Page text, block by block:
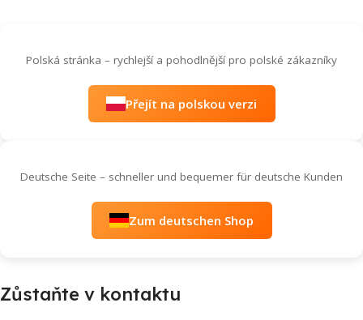
Polská stránka – rychlejší a pohodlnější pro polské zákazníky
Přejít na polskou verzi
Deutsche Seite – schneller und bequemer für deutsche Kunden
Zum deutschen Shop
Zůstaňte v kontaktu